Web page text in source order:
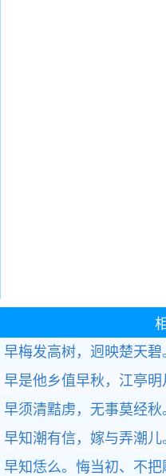
早梅发高树，迥映楚天碧
早是他乡值早秋，江亭明
早须清黠虏，无事莫经秋
早知潮有信，嫁与弄潮儿
早知恁么。悔当初、不把